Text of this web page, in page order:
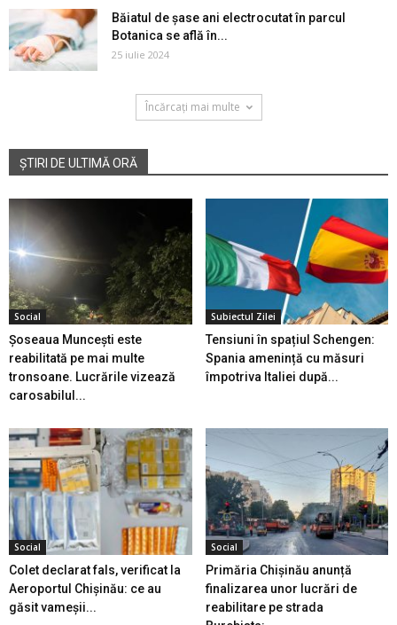
Băiatul de șase ani electrocutat în parcul
Botanica se află în...
25 iulie 2024
Încărcați mai multe
ȘTIRI DE ULTIMĂ ORĂ
Social
Șoseaua Muncești este
reabilitată pe mai multe
tronsoane. Lucrările vizează
carosabilul...
Subiectul Zilei
Tensiuni în spațiul Schengen:
Spania amenință cu măsuri
împotriva Italiei după...
Social
Colet declarat fals, verificat la
Aeroportul Chișinău: ce au
găsit vameșii...
Social
Primăria Chișinău anunță
finalizarea unor lucrări de
reabilitare pe strada